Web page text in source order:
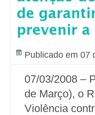
de
prevenir a
Publicado em 07
07/03/2008 –
de Março), o
Violência